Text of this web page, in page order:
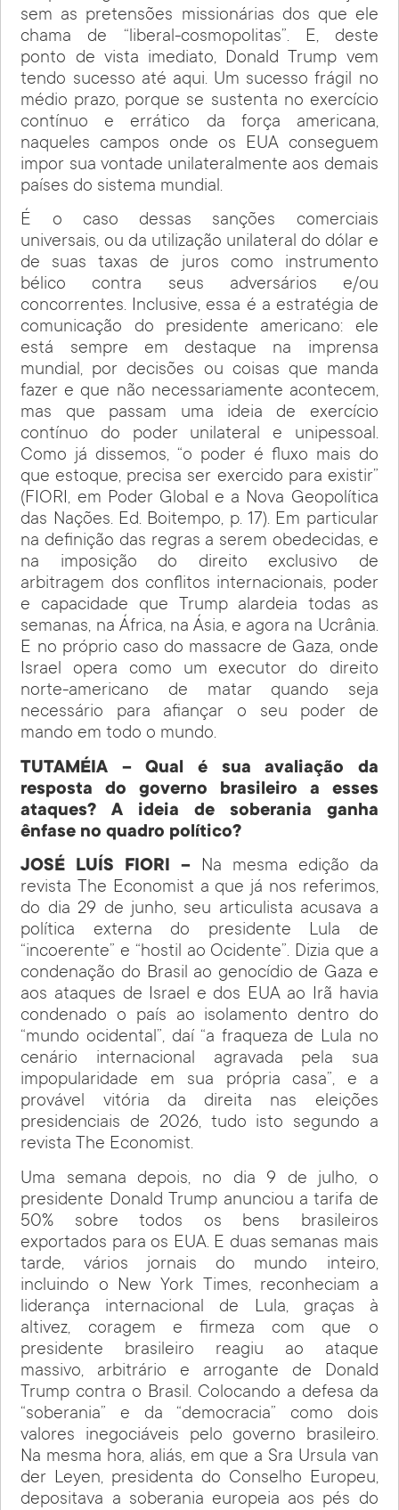
sem as pretensões missionárias dos que ele
chama de “liberal-cosmopolitas”. E, deste
ponto de vista imediato, Donald Trump vem
tendo sucesso até aqui. Um sucesso frágil no
médio prazo, porque se sustenta no exercício
contínuo e errático da força americana,
naqueles campos onde os EUA conseguem
impor sua vontade unilateralmente aos demais
países do sistema mundial.
É o caso dessas sanções comerciais
universais, ou da utilização unilateral do dólar e
de suas taxas de juros como instrumento
bélico contra seus adversários e/ou
concorrentes. Inclusive, essa é a estratégia de
comunicação do presidente americano: ele
está sempre em destaque na imprensa
mundial, por decisões ou coisas que manda
fazer e que não necessariamente acontecem,
mas que passam uma ideia de exercício
contínuo do poder unilateral e unipessoal.
Como já dissemos, “o poder é fluxo mais do
que estoque, precisa ser exercido para existir”
(FIORI, em Poder Global e a Nova Geopolítica
das Nações. Ed. Boitempo, p. 17). Em particular
na definição das regras a serem obedecidas, e
na imposição do direito exclusivo de
arbitragem dos conflitos internacionais, poder
e capacidade que Trump alardeia todas as
semanas, na África, na Ásia, e agora na Ucrânia.
E no próprio caso do massacre de Gaza, onde
Israel opera como um executor do direito
norte-americano de matar quando seja
necessário para afiançar o seu poder de
mando em todo o mundo.
TUTAMÉIA – Qual é sua avaliação da
resposta do governo brasileiro a esses
ataques? A ideia de soberania ganha
ênfase no quadro político?
JOSÉ LUÍS FIORI – Na mesma edição da
revista The Economist a que já nos referimos,
do dia 29 de junho, seu articulista acusava a
política externa do presidente Lula de
“incoerente” e “hostil ao Ocidente”. Dizia que a
condenação do Brasil ao genocídio de Gaza e
aos ataques de Israel e dos EUA ao Irã havia
condenado o país ao isolamento dentro do
“mundo ocidental”, daí “a fraqueza de Lula no
cenário internacional agravada pela sua
impopularidade em sua própria casa”, e a
provável vitória da direita nas eleições
presidenciais de 2026, tudo isto segundo a
revista The Economist.
Uma semana depois, no dia 9 de julho, o
presidente Donald Trump anunciou a tarifa de
50% sobre todos os bens brasileiros
exportados para os EUA. E duas semanas mais
tarde, vários jornais do mundo inteiro,
incluindo o New York Times, reconheciam a
liderança internacional de Lula, graças à
altivez, coragem e firmeza com que o
presidente brasileiro reagiu ao ataque
massivo, arbitrário e arrogante de Donald
Trump contra o Brasil. Colocando a defesa da
“soberania” e da “democracia” como dois
valores inegociáveis pelo governo brasileiro.
Na mesma hora, aliás, em que a Sra Ursula van
der Leyen, presidenta do Conselho Europeu,
depositava a soberania europeia aos pés do